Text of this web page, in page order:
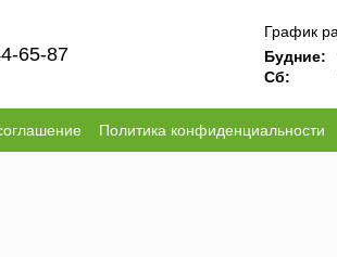
65-87
График
Будние:
Сб:
Политика конфиденциальности